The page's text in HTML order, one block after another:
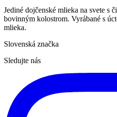
Jediné dojčenské mlieka na svete s
bovinným kolostrom. Vyrábané s
mlieka.
Slovenská značka
Sledujte nás